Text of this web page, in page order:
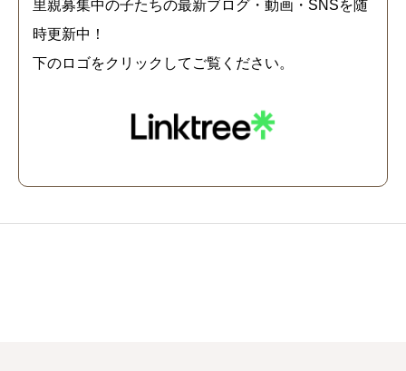
里親募集中の子たちの最新ブログ・動画・SNSを随
時更新中！
下のロゴをクリックしてご覧ください。